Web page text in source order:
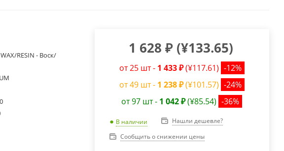
WAX/RESIN - Воск/
1 628 ₽ (¥133.65)
от 25 шт - 1 433 ₽(¥117.61) -12%
от 49 шт - 1 238 ₽(¥101.57) -24%
от 97 шт - 1 042 ₽(¥85.54) -36%
В наличии
Нашли дешевле?
Сообщить о снижении цены